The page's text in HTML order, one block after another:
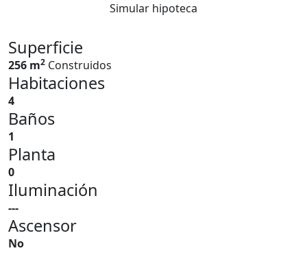
Simular hipoteca
Superficie
256 m2 Construidos
Habitaciones
4
Baños
1
Planta
0
Iluminación
---
Ascensor
No